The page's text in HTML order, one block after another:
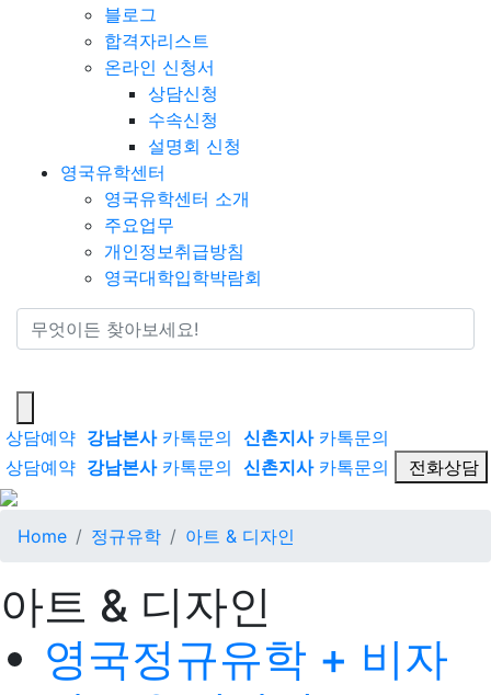
블로그
합격자리스트
온라인 신청서
상담신청
수속신청
설명회 신청
영국유학센터
영국유학센터 소개
주요업무
개인정보취급방침
영국대학입학박람회
통합검색
상담예약 강남본사카톡문의 신촌지사카톡문의
상담예약 강남본사카톡문의 신촌지사카톡문의 전화상담
Home 정규유학 아트 & 디자인
아트 & 디자인
영국정규유학 + 비자